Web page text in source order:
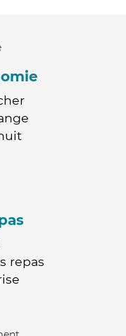
repas